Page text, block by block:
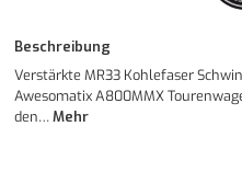
Beschreibung
Verstärkte MR33 Kohlefaser
Awesomatix A800MMX
den…Mehr